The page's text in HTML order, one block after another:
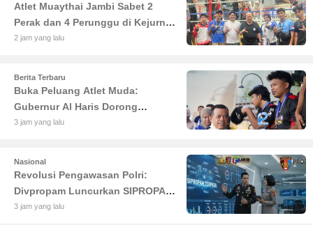
Atlet Muaythai Jambi Sabet 2
Perak dan 4 Perunggu di Kejurnas
IMC 2026 Bekasi
2 jam yang lalu
Berita Terbaru
Buka Peluang Atlet Muda:
Gubernur Al Haris Dorong
Turnamen Padel Piala Ketua DPRD
3 jam yang lalu
Nasional
Revolusi Pengawasan Polri:
Divpropam Luncurkan SIPROPAM
Terpadu Berbasis AI untuk
3 jam yang lalu